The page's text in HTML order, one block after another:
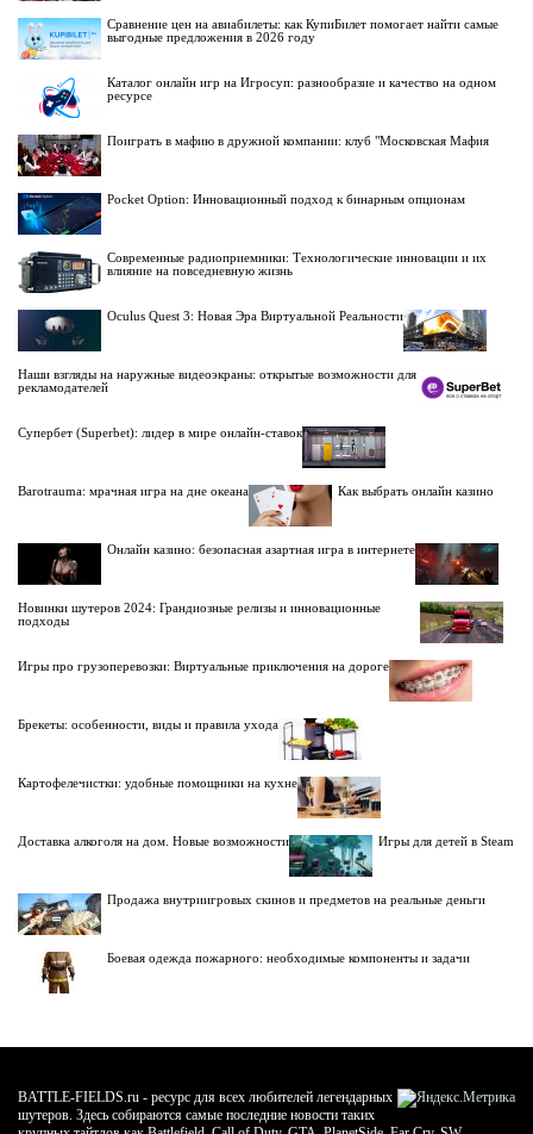
Сравнение цен на авиабилеты: как КупиБилет помогает найти самые
выгодные предложения в 2026 году
Каталог онлайн игр на Игросуп: разнообразие и качество на одном
ресурсе
Поиграть в мафию в дружной компании: клуб "Московская Мафия
Pocket Option: Инновационный подход к бинарным опционам
Современные радиоприемники: Технологические инновации и их
влияние на повседневную жизнь
Oculus Quest 3: Новая Эра Виртуальной Реальности
Наши взгляды на наружные видеоэкраны: открытые возможности для
рекламодателей
Супербет (Superbet): лидер в мире онлайн-ставок
Barotrauma: мрачная игра на дне океана Как выбрать онлайн казино
Онлайн казино: безопасная азартная игра в интернете
Новинки шутеров 2024: Грандиозные релизы и инновационные
подходы
Игры про грузоперевозки: Виртуальные приключения на дороге
Брекеты: особенности, виды и правила ухода
Картофелечистки: удобные помощники на кухне
Доставка алкоголя на дом. Новые возможности Игры для детей в Steam
Продажа внутриигровых скинов и предметов на реальные деньги
Боевая одежда пожарного: необходимые компоненты и задачи
BATTLE-FIELDS.ru - ресурс для всех любителей легендарных
шутеров. Здесь собираются самые последние новости таких